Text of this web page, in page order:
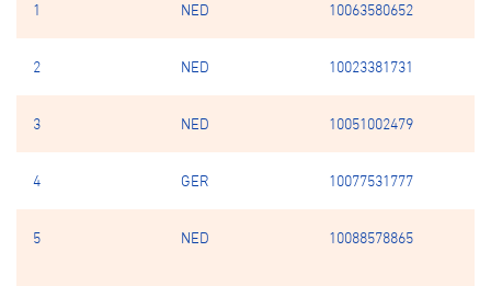
1 NED 10063580652
2 NED 10023381731
3 NED 10051002479
4 GER 10077531777
5 NED 10088578865